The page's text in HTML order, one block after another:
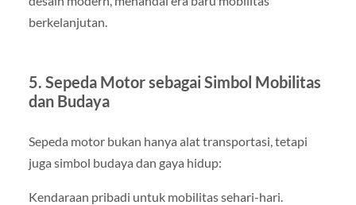
berkelanjutan.
5. Sepeda Motor sebagai Simbol Mobilitas
dan Budaya
Sepeda motor bukan hanya alat transportasi, tetapi
juga simbol budaya dan gaya hidup:
Kendaraan pribadi untuk mobilitas sehari-hari.